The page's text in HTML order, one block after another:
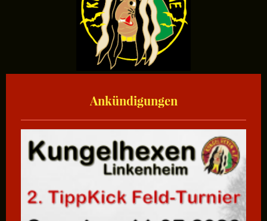
Ankündigungen